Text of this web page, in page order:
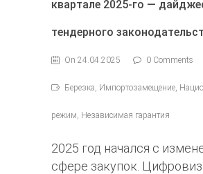
квартале 2025-го —
тендерного
On 24.04.2025 0 Comments
Березка, Импортозамещение,
режим, Независимая гарантия
2025 год начался с
сфере закупок.